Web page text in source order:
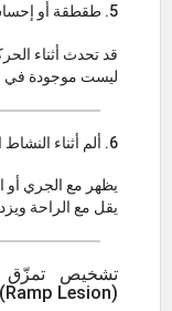
5. طقطقة أو إحساس غير طبيعي داخل المفصل
قد تحدث أثناء
ليست موجودة في
6. ألم أثناء النشاط الرياضي
يظهر مع الجري أو
يقل مع الراحة
تشخيص تمزّق
(Ramp Lesion) أو انفصال المحفظة الهلالية؟